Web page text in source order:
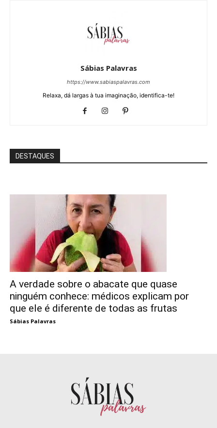
Sábias Palavras
https://www.sabiaspalavras.com
Relaxa, dá largas à tua imaginação, identifica-te!
DESTAQUES
A verdade sobre o abacate que quase
ninguém conhece: médicos explicam por
que ele é diferente de todas as frutas
Sábias Palavras